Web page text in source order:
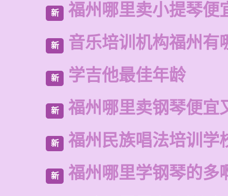
新 福州哪里卖小提琴便
新 音乐培训机构福州有
新 学吉他最佳年龄
新 福州哪里卖钢琴便宜
新 福州民族唱法培训学
新 福州哪里学钢琴的多